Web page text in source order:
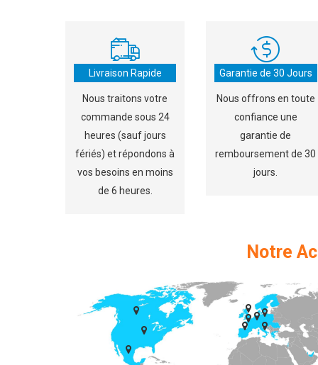
Livraison Rapide
Nous traitons votre
commande sous 24
heures (sauf jours
fériés) et répondons à
vos besoins en moins
de 6 heures.
Garantie de 30 Jours
Nous offrons en toute
confiance une
garantie de
remboursement de 30
jours.
Notre